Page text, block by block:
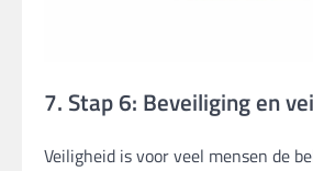
7. Stap 6: Beveiliging en
Veiligheid is voor veel mensen de